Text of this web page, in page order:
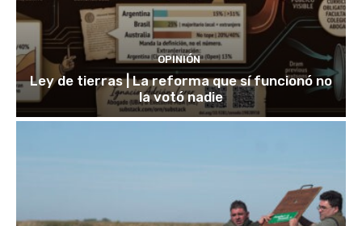
OPINIÓN
Ley de tierras | La reforma que sí funcionó no
la votó nadie